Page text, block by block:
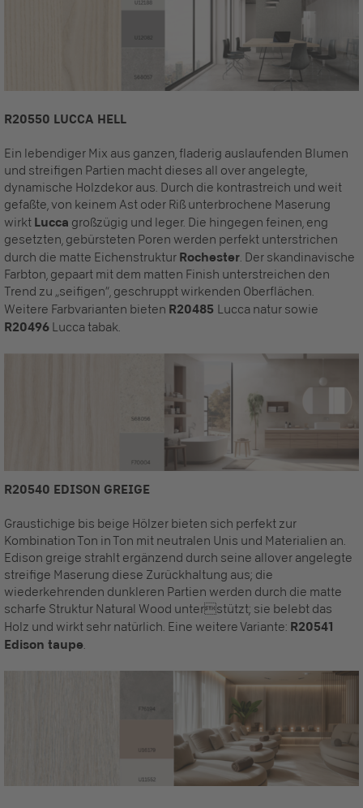
R20550 LUCCA HELL
Ein lebendiger Mix aus ganzen, fladerig auslaufenden Blumen
und streifigen Partien macht dieses all over angelegte,
dynamische Holzdekor aus. Durch die kontrastreich und weit
gefaßte, von keinem Ast oder Riß unterbrochene Maserung
wirkt Lucca großzügig und leger. Die hingegen feinen, eng
gesetzten, gebürsteten Poren werden perfekt unterstrichen
durch die matte Eichenstruktur Rochester. Der skandinavische
Farbton, gepaart mit dem matten Finish unterstreichen den
Trend zu „seifigen“, geschruppt wirkenden Oberflächen.
Weitere Farbvarianten bieten R20485 Lucca natur sowie
R20496 Lucca tabak.
R20540 EDISON GREIGE
Graustichige bis beige Hölzer bieten sich perfekt zur
Kombination Ton in Ton mit neutralen Unis und Materialien an.
Edison greige strahlt ergänzend durch seine allover angelegte
streifige Maserung diese Zurückhaltung aus; die
wiederkehrenden dunkleren Partien werden durch die matte
scharfe Struktur Natural Wood unterstützt; sie belebt das
Holz und wirkt sehr natürlich. Eine weitere Variante: R20541
Edison taupe.